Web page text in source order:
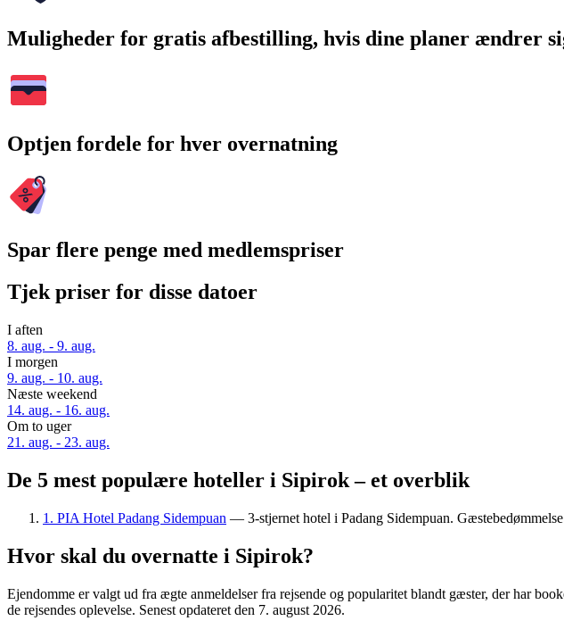
Muligheder for gratis afbestilling, hvis dine planer ændrer
Optjen fordele for hver overnatning
Spar flere penge med medlemspriser
Tjek priser for disse datoer
I aften
8. aug. - 9. aug.
I morgen
9. aug. - 10. aug.
Næste weekend
14. aug. - 16. aug.
Om to uger
21. aug. - 23. aug.
De 5 mest populære hoteller i Sipirok – et overblik
1. PIA Hotel Padang Sidempuan — 3-stjernet hotel i Padang Sidempuan.
Hvor skal du overnatte i Sipirok?
Ejendomme er valgt ud fra ægte anmeldelser fra rejsende og popularitet blandt gæster, der har
de rejsendes oplevelse. Senest opdateret den 7. august 2026.